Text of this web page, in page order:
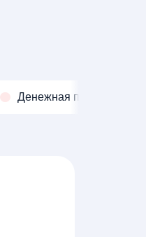
Денежная политика и